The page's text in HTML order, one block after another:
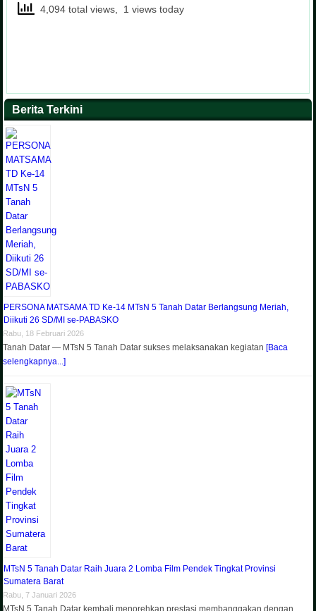
4,094 total views, 1 views today
Berita Terkini
PERSONA MATSAMA TD Ke-14 MTsN 5 Tanah Datar Berlangsung Meriah,
Diikuti 26 SD/MI se-PABASKO
Rabu, 18 Februari 2026
Tanah Datar — MTsN 5 Tanah Datar sukses melaksanakan kegiatan[Baca
selengkapnya...]
MTsN 5 Tanah Datar Raih Juara 2 Lomba Film Pendek Tingkat Provinsi
Sumatera Barat
Rabu, 7 Januari 2026
MTsN 5 Tanah Datar kembali menorehkan prestasi membanggakan dengan